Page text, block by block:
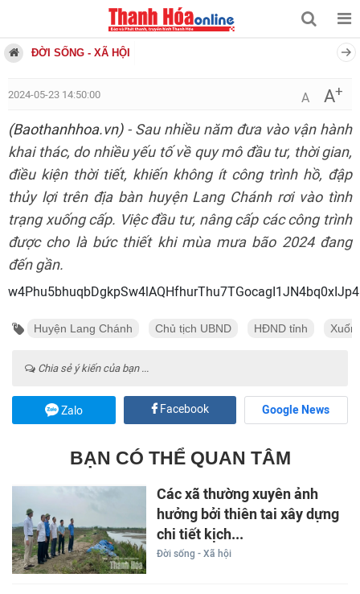
ĐỜI SỐNG - XÃ HỘI
2024-05-23 14:50:00 A A+
(Baothanhhoa.vn)- Sau nhiều năm đưa vào vận hành
khai thác, do nhiều yếu tố về quy mô đầu tư, thời gian,
điều kiện thời tiết, khiến không ít công trình hồ, đập
thủy lợi trên địa bàn huyện Lang Chánh rơi vào tình
trạng xuống cấp. Việc đầu tư, nâng cấp các công trình
được cho là bức thiết khi mùa mưa bão 2024 đang
đến gần.
Huyện Lang Chánh Chủ tịch UBND HĐND tỉnh
Chia sẻ ý kiến của bạn ...
Zalo Facebook Google News
BẠN CÓ THỂ QUAN TÂM
Các xã thường xuyên ảnh
hưởng bởi thiên tai xây dựng
chi tiết kịch...
Đời sống - Xã hội